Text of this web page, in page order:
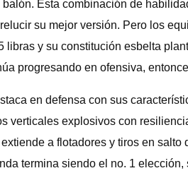
Esta combinación de
su mejor versión. Pero los
y su constitución esbelta
progresando en ofensiva,
en defensa con sus
verticales explosivos con
a flotadores y tiros en
termina siendo el no. 1